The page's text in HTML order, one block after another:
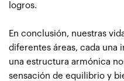
logros.
En conclusión, nuestras
diferentes áreas, cada una
una estructura armónica
sensación de equilibrio y